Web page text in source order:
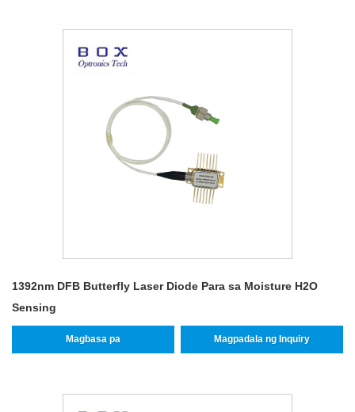
1392nm DFB Butterfly Laser Diode Para sa Moisture H2O
Sensing
Magbasa pa Magpadala ng Inquiry